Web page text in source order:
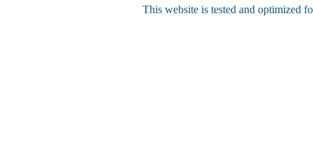
This website is tested and optimized